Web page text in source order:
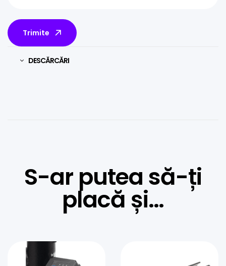
Trimite
DESCĂRCĂRI
S-ar putea să-ți
placă și…